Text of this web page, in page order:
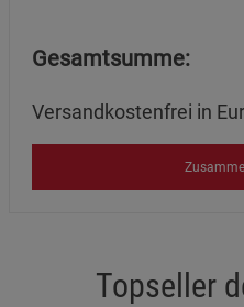
Gesamtsumme:
Versandkostenfrei in
Topseller